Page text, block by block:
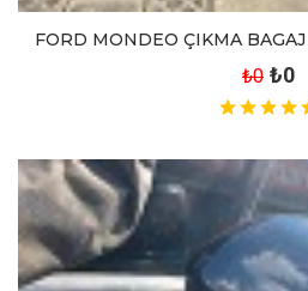
FORD MONDEO ÇIKMA
₺0 ₺0